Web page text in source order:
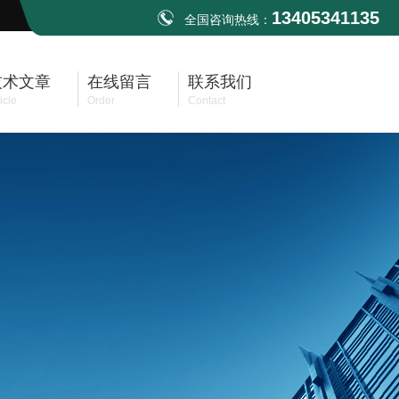
全国咨询热线： 13405341135
文章 在线留言
Order
联系我们
Contact